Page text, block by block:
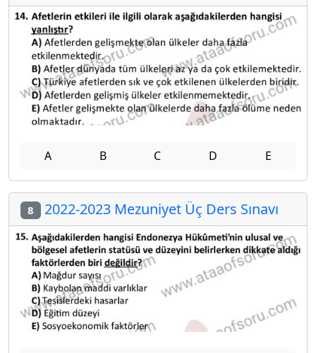
A B C D E
8 2022-2023 Mezuniyet Üç Ders Sınavı